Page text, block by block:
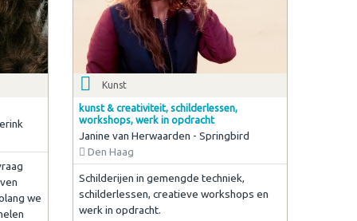
we
Kunst
kunst & creativiteit, schilderlessen,
workshops, werk in opdracht
Janine van Herwaarden - Springbird
Den Haag
Schilderijen in gemengde techniek,
schilderlessen, creatieve workshops en
werk in opdracht.